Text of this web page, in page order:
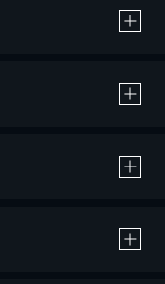
る作品の購入 / レンタルです。